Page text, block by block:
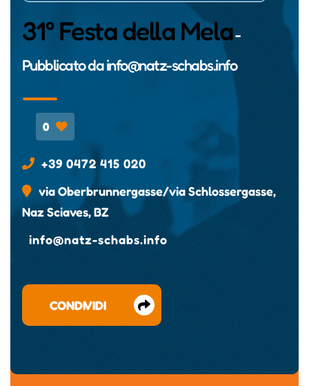
31° Festa della Mela-
Pubblicato dainfo@natz-schabs.info
0
+39 0472 415 020
via Oberbrunnergasse/via Schlossergasse,
Naz Sciaves, BZ
info@natz-schabs.info
CONDIVIDI